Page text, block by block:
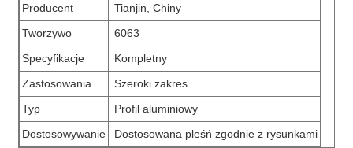
Producent
Tianjin, Chiny
Tworzywo
6063
Specyfikacje
Kompletny
Zastosowania
Szeroki zakres
Typ
Profil aluminiowy
Dostosowywanie
Dostosowana pleśń zgodnie z rysunkami